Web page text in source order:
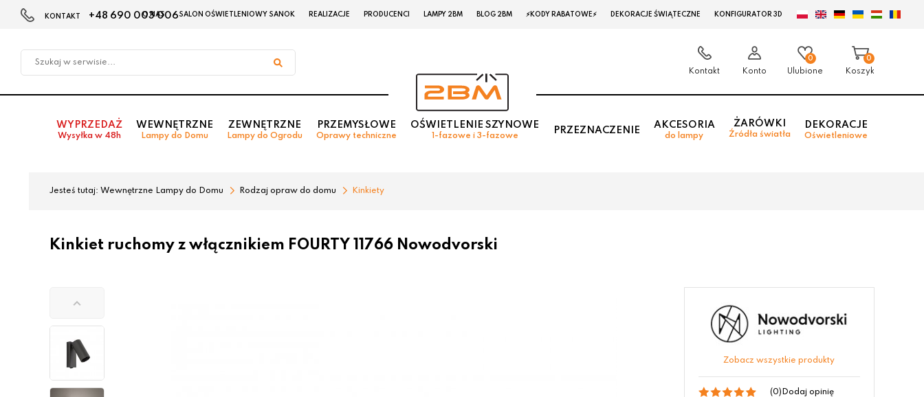
w
KONTAKT +48 690 003 006
O NAS SALON OŚWIETLENIOWY SANOK REALIZACJE PRODUCENCI LAMPY 2BM BLOG 2BM ⚡KODY RABATOWE⚡ DEKORACJE ŚWIĄTECZNE KONFIGURATOR 3D
Kontakt Konto
0
Ulubione
0
Koszyk
WYPRZEDAŻ
Wysyłka w 48h
WEWNĘTRZNE
Lampy do Domu
ZEWNĘTRZNE
Lampy do Ogrodu
PRZEMYSŁOWE
Oprawy techniczne
OŚWIETLENIE SZYNOWE
1-fazowe i 3-fazowe
PRZEZNACZENIE
AKCESORIA
do lampy
ŻARÓWKI
Źródła światła
DEKORACJE
Oświetleniowe
Jesteś tutaj: Wewnętrzne Lampy do Domu Rodzaj opraw do domu Kinkiety
Kinkiet ruchomy z włącznikiem FOURTY 11766 Nowodvorski
Zobacz wszystkie produkty
(0) Dodaj opinię